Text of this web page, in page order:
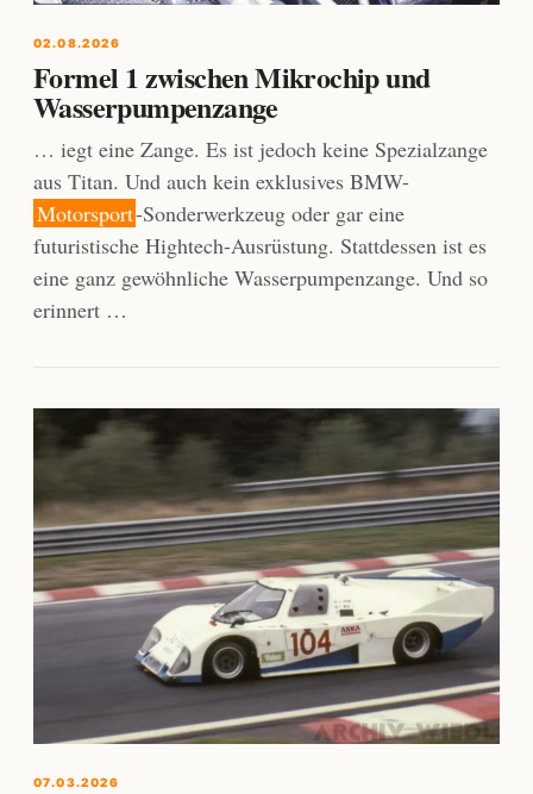
02.08.2026
Formel 1 zwischen Mikrochip und
Wasserpumpenzange
… iegt eine Zange. Es ist jedoch keine Spezialzange
aus Titan. Und auch kein exklusives BMW-
Motorsport-Sonderwerkzeug oder gar eine
futuristische Hightech-Ausrüstung. Stattdessen ist es
eine ganz gewöhnliche Wasserpumpenzange. Und so
erinnert …
07.03.2026